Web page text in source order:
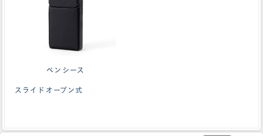
ペンシース
スライドオープン式